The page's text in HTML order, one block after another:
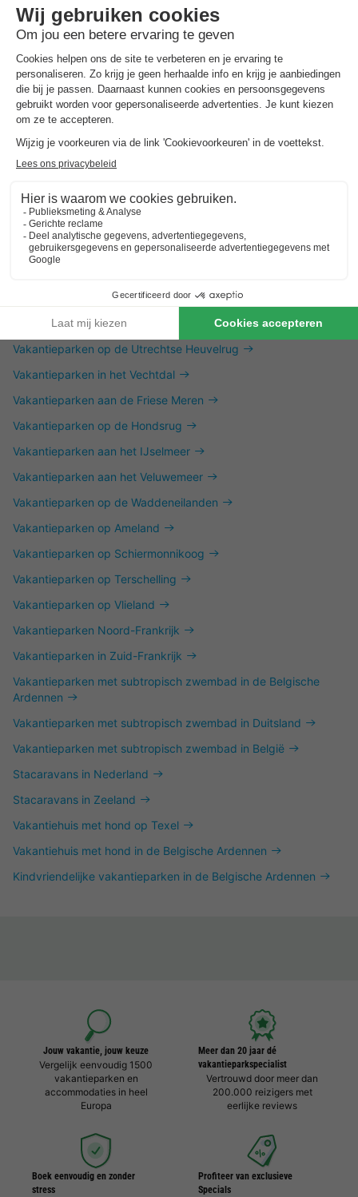
Dit is ook interessant
Vakantieparken in de Achterhoek
Vakantieparken in Twente
Vakantieparken op de Utrechtse Heuvelrug
Vakantieparken in het Vechtdal
Vakantieparken aan de Friese Meren
Vakantieparken op de Hondsrug
Vakantieparken aan het IJselmeer
Vakantieparken aan het Veluwemeer
Vakantieparken op de Waddeneilanden
Vakantieparken op Ameland
Vakantieparken op Schiermonnikoog
Vakantieparken op Terschelling
Vakantieparken op Vlieland
Vakantieparken Noord-Frankrijk
Vakantieparken in Zuid-Frankrijk
Vakantieparken met subtropisch zwembad in de Belgische
Ardennen
Vakantieparken met subtropisch zwembad in Duitsland
Vakantieparken met subtropisch zwembad in België
Stacaravans in Nederland
Stacaravans in Zeeland
Vakantiehuis met hond op Texel
Vakantiehuis met hond in de Belgische Ardennen
Kindvriendelijke vakantieparken in de Belgische Ardennen
Jouw vakantie, jouw keuze
Vergelijk eenvoudig 1500
vakantieparken en
accommodaties in heel
Europa
Meer dan 20 jaar dé
vakantieparkspecialist
Vertrouwd door meer dan
200.000 reizigers met
eerlijke reviews
Boek eenvoudig en zonder
stress
Profiteer van exclusieve
Specials